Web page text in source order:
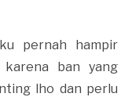
pernah hampir
ban yang
lho dan perlu